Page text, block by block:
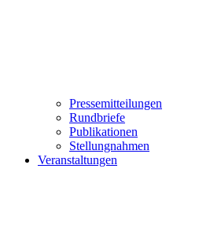
Pressemitteilungen
Rundbriefe
Publikationen
Stellungnahmen
Veranstaltungen